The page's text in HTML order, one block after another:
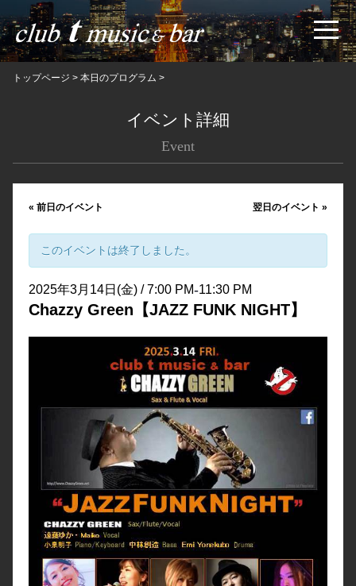
トップページ > 本日のプログラム >
イベント詳細
Event
« 前日のイベント 翌日のイベント»
このイベントは終了しました。
2025年3月14日(金) / 7:00 PM-11:30 PM
Chazzy Green【JAZZ FUNK NIGHT】